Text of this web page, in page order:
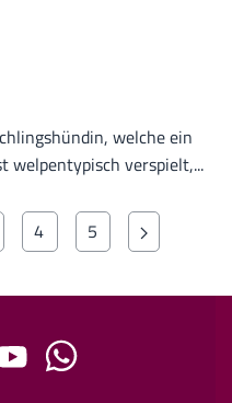
welche ein
welpentypisch verspielt,...
4 5